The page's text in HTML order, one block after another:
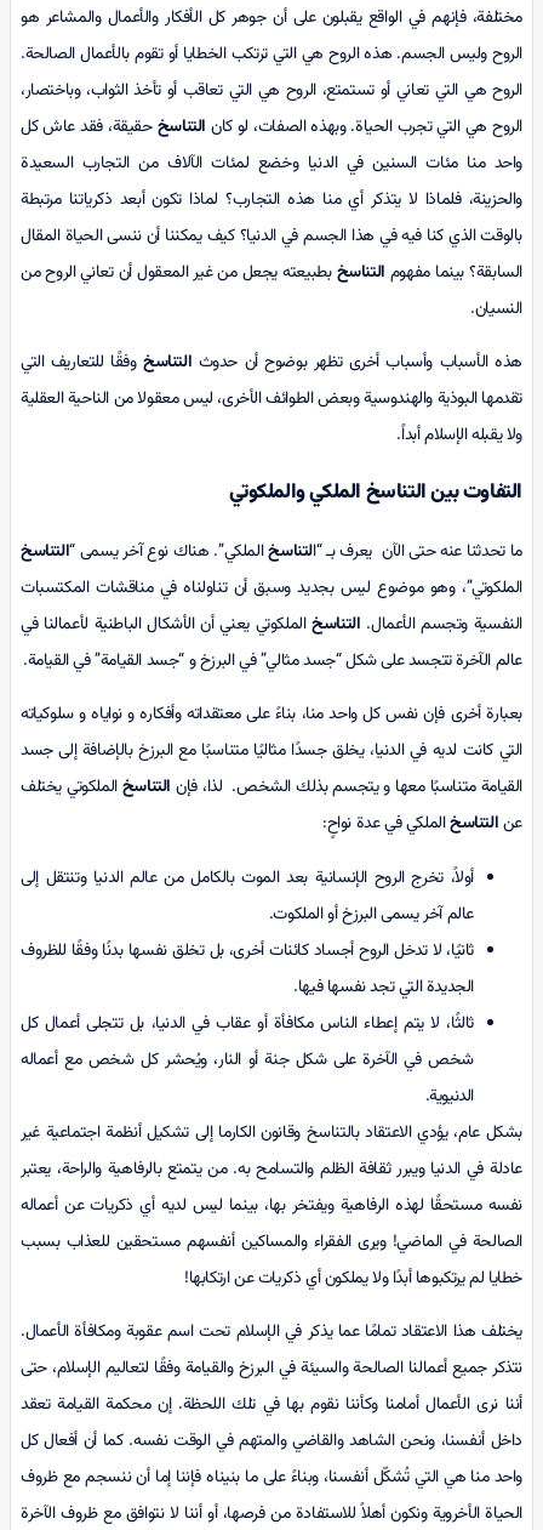
مختلفة، فإنهم في الواقع يقبلون على أن جوهر كل الأفكار والأعمال والمشاعر هو
الروح وليس الجسم. هذه الروح هي التي ترتكب الخطايا أو تقوم بالأعمال الصالحة.
الروح هي التي تعاني أو تستمتع، الروح هي التي تعاقب أو تأخذ الثواب، وباختصار،
الروح هي التي تجرب الحياة. وبهذه الصفات، لو كان التناسخحقيقة، فقد عاش كل
واحد منا مئات السنين في الدنيا وخضع لمئات الآلاف من التجارب السعيدة
والحزينة، فلماذا لا يتذكر أي منا هذه التجارب؟ لماذا تكون أبعد ذكرياتنا مرتبطة
بالوقت الذي كنا فيه في هذا الجسم في الدنيا؟ كيف يمكننا أن ننسى الحياة المقال
السابقة؟ بينما مفهوم التناسخبطبيعته يجعل من غير المعقول أن تعاني الروح من
النسيان.
هذه الأسباب وأسباب أخرى تظهر بوضوح أن حدوث التناسخوفقًا للتعاريف التي
تقدمها البوذية والهندوسية وبعض الطوائف الأخرى، ليس معقولا من الناحية العقلية
ولا يقبله الإسلام أبداً.
التفاوت بين التناسخ الملكي والملكوتي
ما تحدثنا عنه حتى الآن يعرف بـ “التناسخالملكي”. هناك نوع آخر يسمى “التناسخ
الملكوتي”، وهو موضوع ليس بجديد وسبق أن تناولناه في مناقشات المكتسبات
النفسية وتجسم الأعمال. التناسخالملكوتي يعني أن الأشكال الباطنية لأعمالنا في
عالم الآخرة تتجسد على شكل “جسد مثالي” في البرزخ و “جسد القيامة” في القيامة.
بعبارة أخرى فإن نفس كل واحد منا، بناءً على معتقداته وأفكاره و نواياه و سلوكياته
التي كانت لديه في الدنيا، يخلق جسدًا مثاليًا متناسبًا مع البرزخ بالإضافة إلى جسد
القيامة متناسبًا معها و يتجسم بذلك الشخص. لذا، فإنالتناسخالملكوتي يختلف
عنالتناسخالملكي في عدة نواحٍ:
أولاً، تخرج الروح الإنسانية بعد الموت بالكامل من عالم الدنيا وتنتقل إلى
عالم آخر يسمى البرزخ أو الملكوت.
ثانيًا، لا تدخل الروح أجساد كائنات أخرى، بل تخلق نفسها بدنًا وفقًا للظروف
الجديدة التي تجد نفسها فيها.
ثالثًا، لا يتم إعطاء الناس مكافأة أو عقاب في الدنيا، بل تتجلى أعمال كل
شخص في الآخرة على شكل جنة أو النار، ويُحشر كل شخص مع أعماله
الدنيوية.
بشكل عام، يؤدي الاعتقاد بالتناسخ وقانون الكارما إلى تشكيل أنظمة اجتماعية غير
عادلة في الدنيا ويبرر ثقافة الظلم والتسامح به. من يتمتع بالرفاهية والراحة، يعتبر
نفسه مستحقًا لهذه الرفاهية ويفتخر بها، بينما ليس لديه أي ذكريات عن أعماله
الصالحة في الماضي! ويرى الفقراء والمساكين أنفسهم مستحقين للعذاب بسبب
خطايا لم يرتكبوها أبدًا ولا يملكون أي ذكريات عن ارتكابها!
يختلف هذا الاعتقاد تمامًا عما يذكر في الإسلام تحت اسم عقوبة ومكافأة الأعمال.
نتذكر جميع أعمالنا الصالحة والسيئة في البرزخ والقيامة وفقًا لتعاليم الإسلام، حتى
أننا نرى الأعمال أمامنا وكأننا نقوم بها في تلك اللحظة. إن محكمة القيامة تعقد
داخل أنفسنا، ونحن الشاهد والقاضي والمتهم في الوقت نفسه. كما أن أفعال كل
واحد منا هي التي تُشكّل أنفسنا، وبناءً على ما بنيناه فإننا إما أن ننسجم مع ظروف
الحياة الأخروية ونكون أهلاً للاستفادة من فرصها، أو أننا لا نتوافق مع ظروف الآخرة